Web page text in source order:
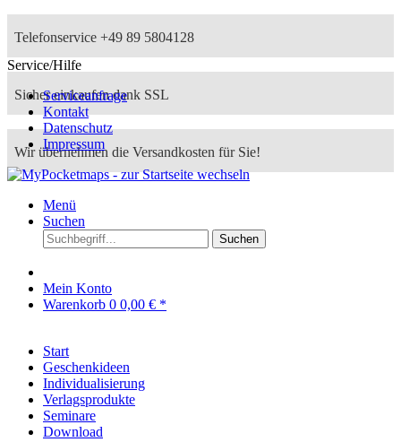
Telefonservice +49 89 5804128
Sicher einkaufen dank SSL
Wir übernehmen die Versandkosten für Sie!
Service/Hilfe
Serviceanfrage
Kontakt
Datenschutz
Impressum
Menü
Suchen
Suchen
Mein Konto
Warenkorb 0 0,00 € *
Start
Geschenkideen
Individualisierung
Verlagsprodukte
Seminare
Download